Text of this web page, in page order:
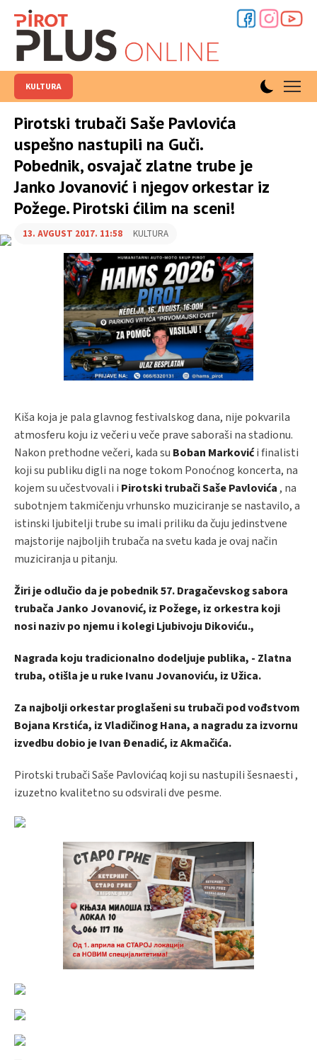
KULTURA
Pirotski trubači Saše Pavlovića
uspešno nastupili na Guči.
Pobednik, osvajač zlatne trube je
Janko Jovanović i njegov orkestar iz
Požege. Pirotski ćilim na sceni!
13. AVGUST 2017. 11:58 KULTURA
Kiša koja je pala glavnog festivalskog dana, nije pokvarila
atmosferu koju iz večeri u veče prave saboraši na stadionu.
Nakon prethodne večeri, kada su Boban Markovići finalisti
koji su publiku digli na noge tokom Ponoćnog koncerta, na
kojem su učestvovali i Pirotski trubači Saše Pavlovića , na
subotnjem takmičenju vrhunsko muziciranje se nastavilo, a
istinski ljubitelji trube su imali priliku da čuju jedinstvene
majstorije najboljih trubača na svetu kada je ovaj način
muziciranja u pitanju.
Žiri je odlučio da je pobednik 57. Dragačevskog sabora
trubača Janko Jovanović, iz Požege, iz orkestra koji
nosi naziv po njemu i kolegi Ljubivoju Dikoviću.,
Nagrada koju tradicionalno dodeljuje publika, - Zlatna
truba, otišla je u ruke Ivanu Jovanoviću, iz Užica.
Za najbolji orkestar proglašeni su trubači pod vođstvom
Bojana Krstića, iz Vladičinog Hana, a nagradu za izvornu
izvedbu dobio je Ivan Đenadić, iz Akmačića.
Pirotski trubači Saše Pavlovićaq koji su nastupili šesnaesti ,
izuzetno kvalitetno su odsvirali dve pesme.